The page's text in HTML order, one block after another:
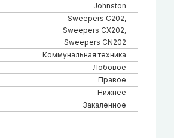
Johnston
Sweepers C202,
Sweepers CX202,
Sweepers CN202
Коммунальная техника
Лобовое
Правое
Нижнее
Закаленное